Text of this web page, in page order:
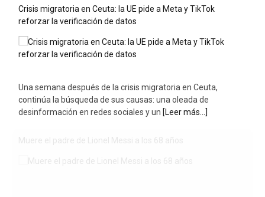
Crisis migratoria en Ceuta: la UE pide a Meta y TikTok
reforzar la verificación de datos
Una semana después de la crisis migratoria en Ceuta,
continúa la búsqueda de sus causas: una oleada de
desinformación en redes sociales y un [Leer más...]